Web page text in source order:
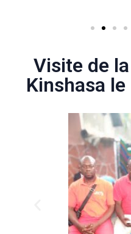
Visite de
Kinshasa